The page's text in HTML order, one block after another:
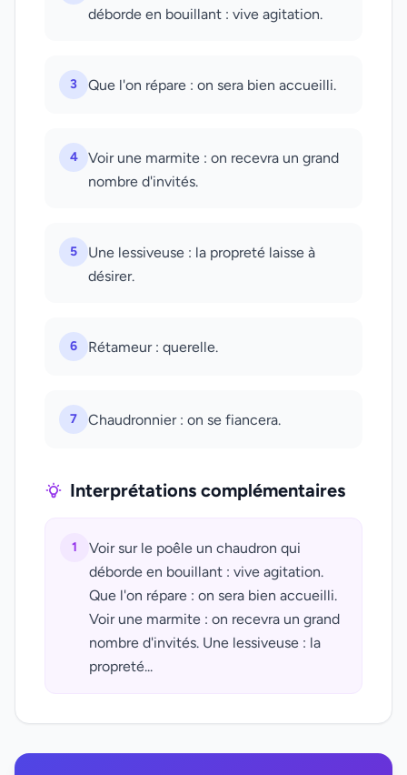
déborde en bouillant : vive agitation.
3 Que l'on répare : on sera bien accueilli.
4
Voir une marmite : on recevra un grand
nombre d'invités.
5
Une lessiveuse : la propreté laisse à
désirer.
6 Rétameur : querelle.
7 Chaudronnier : on se fiancera.
Interprétations complémentaires
1
Voir sur le poêle un chaudron qui
déborde en bouillant : vive agitation.
Que l'on répare : on sera bien accueilli.
Voir une marmite : on recevra un grand
nombre d'invités. Une lessiveuse : la
propreté...